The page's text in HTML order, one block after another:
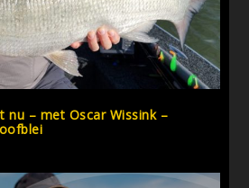
nu – met Oscar Wissink –